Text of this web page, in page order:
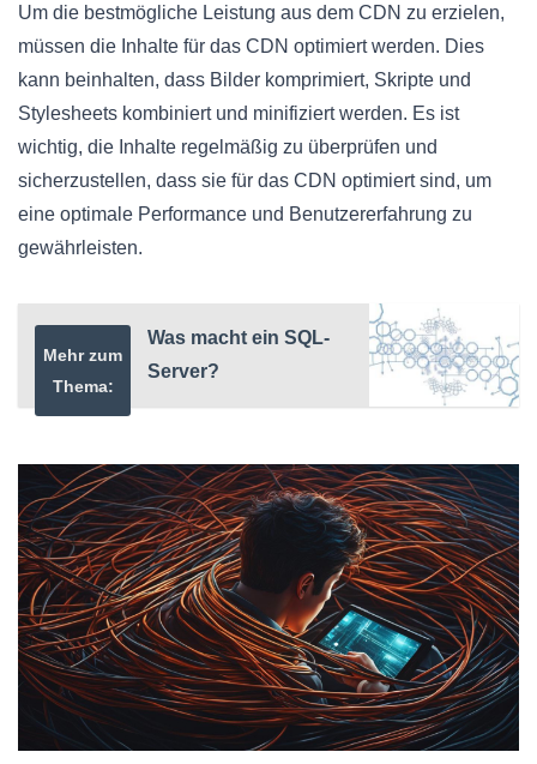
Um die bestmögliche Leistung aus dem CDN zu erzielen,
müssen die Inhalte für das CDN optimiert werden. Dies
kann beinhalten, dass Bilder komprimiert, Skripte und
Stylesheets kombiniert und minifiziert werden. Es ist
wichtig, die Inhalte regelmäßig zu überprüfen und
sicherzustellen, dass sie für das CDN optimiert sind, um
eine optimale Performance und Benutzererfahrung zu
gewährleisten.
Mehr zum
Thema:
Was macht ein SQL-
Server?